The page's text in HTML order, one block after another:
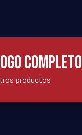
COMPLETO
productos